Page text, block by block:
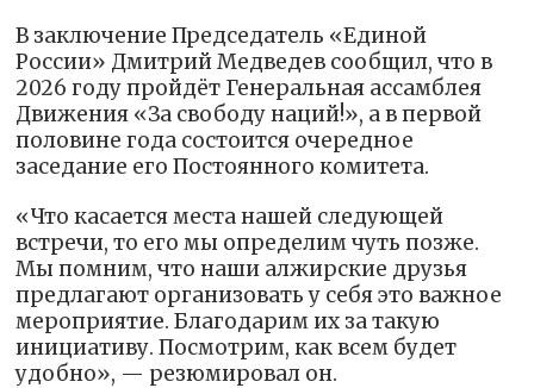
В заключение Председатель «Единой
России» Дмитрий Медведев сообщил, что в
2026 году пройдёт Генеральная ассамблея
Движения «За свободу наций!», а в первой
половине года состоится очередное
заседание его Постоянного комитета.
«Что касается места нашей следующей
встречи, то его мы определим чуть позже.
Мы помним, что наши алжирские друзья
предлагают организовать у себя это важное
мероприятие. Благодарим их за такую
инициативу. Посмотрим, как всем будет
удобно», — резюмировал он.